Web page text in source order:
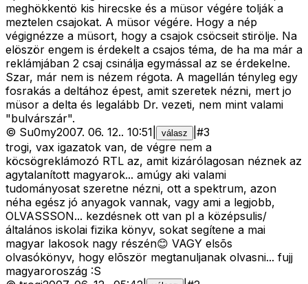
meghökkentö kis hirecske és a müsor végére tolják a
meztelen csajokat. A müsor végére. Hogy a nép
végignézze a müsort, hogy a csajok csöcseit stirölje. Na
elöször engem is érdekelt a csajos téma, de ha ma már a
reklámjában 2 csaj csinálja egymással az se érdekelne.
Szar, már nem is nézem régota. A magellán tényleg egy
fosrakás a deltához épest, amit szeretek nézni, mert jo
müsor a delta és legalább Dr. vezeti, nem mint valami
"bulvárszár".
© Su0my2007. 06. 12.. 10:51 válasz #3
trogi, vax igazatok van, de végre nem a
köcsögreklámozó RTL az, amit kizárólagosan néznek az
agytalanított magyarok... amúgy aki valami
tudományosat szeretne nézni, ott a spektrum, azon
néha egész jó anyagok vannak, vagy ami a legjobb,
OLVASSSON... kezdésnek ott van pl a középsulis/
általános iskolai fizika könyv, sokat segítene a mai
magyar lakosok nagy részén😊 VAGY elsõs
olvasókönyv, hogy elõször megtanuljanak olvasni... fujj
magyaroroszág :S